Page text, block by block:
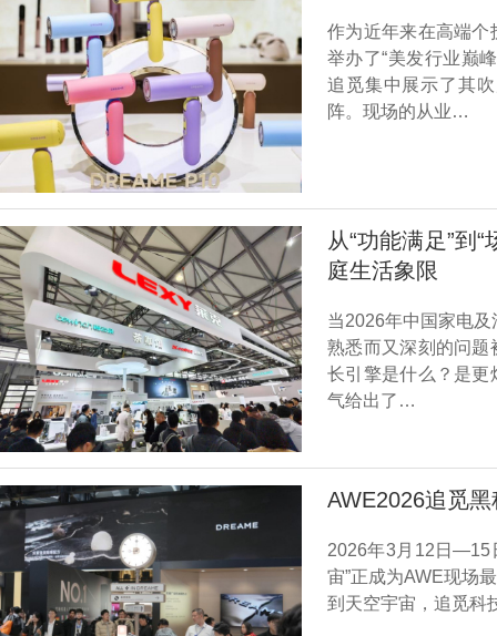
作为近年来在高端个
举办了“美发行业巅
追觅集中展示了其
阵。现场的从业…
从“功能满足”到
庭生活象限
当2026年中国家电
熟悉而又深刻的问题
长引擎是什么？是更
气给出了…
AWE2026追觅
2026年3月12日—15
宙”正成为AWE现场
到天空宇宙，追觅科